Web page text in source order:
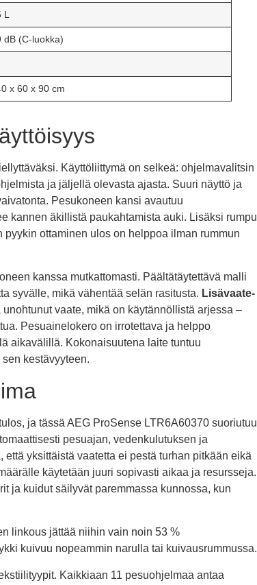
L
dB (C-luokka)
x 60 x 90 cm
Käyttöliittymä on selkeä: ohjelmavalitsin
ja jäljellä olevasta ajasta. Suuri näyttö ja
Pesukoneen kansi avautuu
kannen äkillistä paukahtamista auki. Lisäksi rumpu
ottaminen ulos on helppoa ilman rummun
kanssa mutkattomasti. Päältätäytettävä malli
syvälle, mikä vähentää selän rasitusta. Lisävaate-
vaate, mikä on käytännöllistä arjessa –
Pesuainelokero on irrotettava ja helppo
aikavälillä. Kokonaisuutena laite tuntuu
kestävyyteen.
ja tässä AEG ProSense LTR6A60370 suoriutuu
pesuajan, vedenkulutuksen ja
yksittäistä vaatetta ei pestä turhan pitkään eikä
käytetään juuri sopivasti aikaa ja resursseja.
ja kuidut säilyvät paremmassa kunnossa, kun
linkous jättää niihin vain noin 53 %
kuivuu nopeammin narulla tai kuivausrummussa.
Kaikkiaan 11 pesuohjelmaa antaa